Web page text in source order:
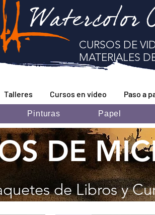
Watercolor
CURSOS DE
MATERIALES
Talleres Cursos en vídeo Paso a
Pinturas Papel
DE
de Libros y